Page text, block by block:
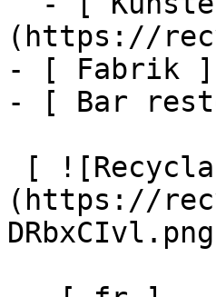
(https://
- [ Fabrik
- [ Bar
(https://